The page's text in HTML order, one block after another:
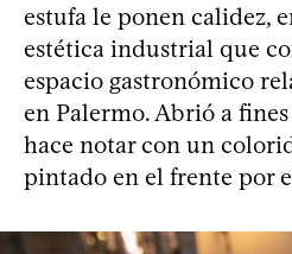
estufa le ponen calidez,
estética industrial que
espacio gastronómico
en Palermo. Abrió a
hace notar con un
pintado en el frente por